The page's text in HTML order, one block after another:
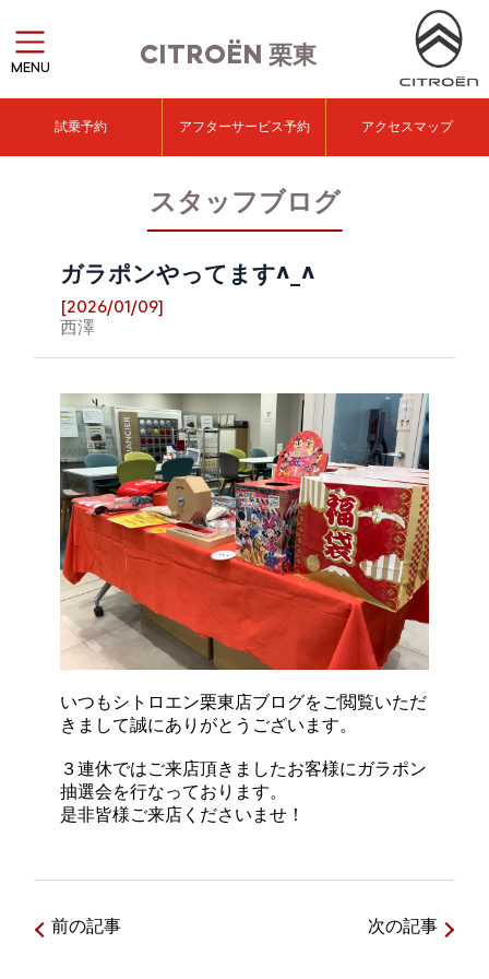
CITROËN 栗東
MENU
試乗予約 アフターサービス予約 アクセスマップ
スタッフブログ
ガラポンやってます^_^
[2026/01/09]
西澤
いつもシトロエン栗東店ブログをご閲覧いただ
きまして誠にありがとうございます。
３連休ではご来店頂きましたお客様にガラポン
抽選会を行なっております。
是非皆様ご来店くださいませ！
前の記事 次の記事